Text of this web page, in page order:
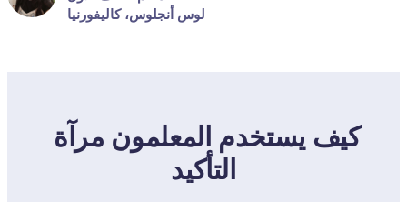
لوس أنجلوس، كاليفورنيا
التأكيد